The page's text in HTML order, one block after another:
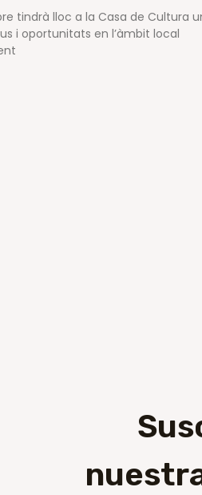
tindrà lloc a la Casa de Cultura
i oportunitats en l’àmbit local